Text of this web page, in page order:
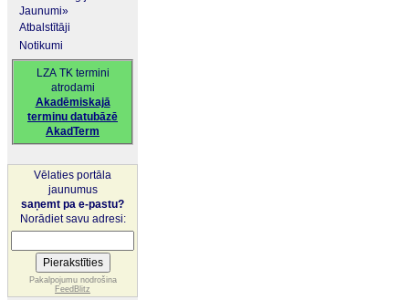
Jaunumi»
Atbalstītāji
Notikumi
LZA TK termini
atrodami
Akadēmiskajā
terminu datubāzē
AkadTerm
Vēlaties portāla
jaunumus
saņemt pa e-pastu?
Norādiet savu adresi:
Pakalpojumu nodrošina
FeedBlitz